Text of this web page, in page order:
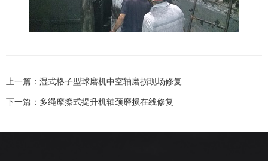
上一篇： 湿式格子型球磨机中空轴磨损现场修复
下一篇： 多绳摩擦式提升机轴颈磨损在线修复